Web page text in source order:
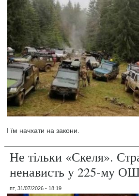
І їм начхати на закони.
Не тільки «Скеля».
ненависть у 225-му
пт, 31/07/2026 - 18:19